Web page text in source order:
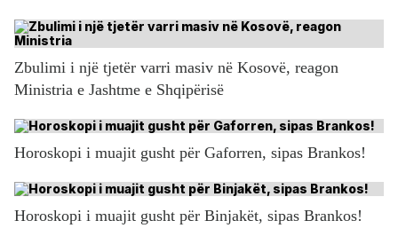
Zbulimi i një tjetër varri masiv në Kosovë, reagon
Ministria e Jashtme e Shqipërisë
Horoskopi i muajit gusht për Gaforren, sipas Brankos!
Horoskopi i muajit gusht për Binjakët, sipas Brankos!